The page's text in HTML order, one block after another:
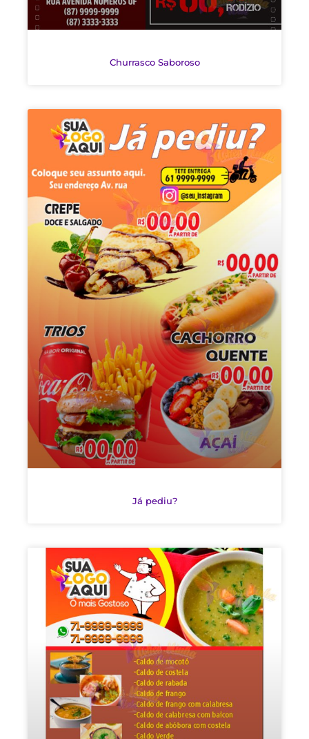
Churrasco Saboroso
Já pediu?